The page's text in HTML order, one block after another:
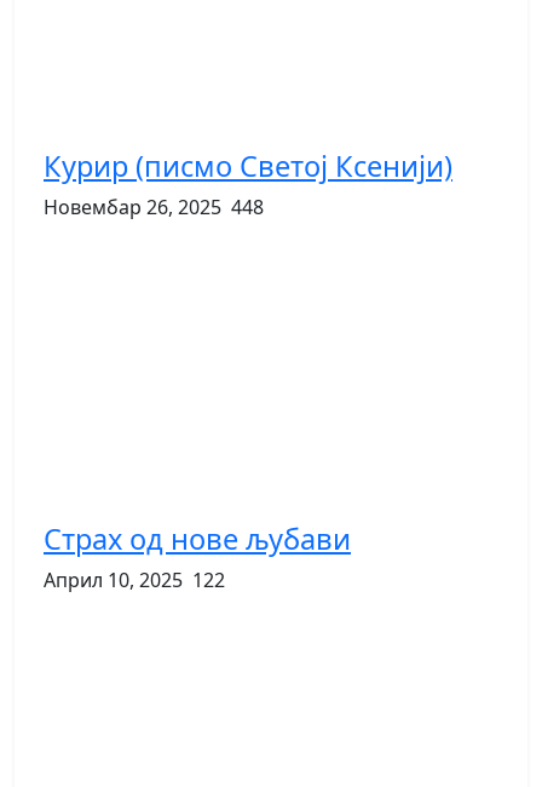
Курир (писмо Светој Ксенији)
Новембар 26, 2025 448
Страх од нове љубави
Април 10, 2025 122